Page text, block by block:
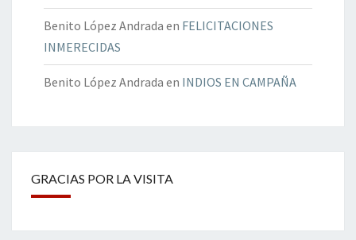
Benito López Andrada en FELICITACIONES
INMERECIDAS
Benito López Andrada en INDIOS EN CAMPAÑA
GRACIAS POR LA VISITA